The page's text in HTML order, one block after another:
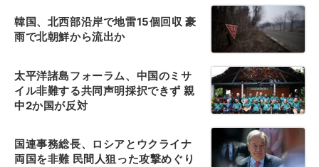
韓国、北西部沿岸で地雷15個回収 豪
雨で北朝鮮から流出か
太平洋諸島フォーラム、中国のミサ
イル非難する共同声明採択できず 親
中2か国が反対
国連事務総長、ロシアとウクライナ
両国を非難 民間人狙った攻撃めぐり